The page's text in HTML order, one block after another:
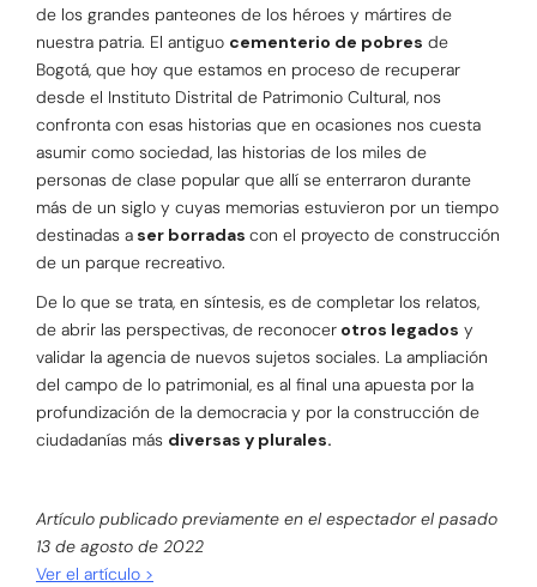
de los grandes panteones de los héroes y mártires de
nuestra patria. El antiguo cementerio de pobres de
Bogotá, que hoy que estamos en proceso de recuperar
desde el Instituto Distrital de Patrimonio Cultural, nos
confronta con esas historias que en ocasiones nos cuesta
asumir como sociedad, las historias de los miles de
personas de clase popular que allí se enterraron durante
más de un siglo y cuyas memorias estuvieron por un tiempo
destinadas a ser borradas con el proyecto de construcción
de un parque recreativo.
De lo que se trata, en síntesis, es de completar los relatos,
de abrir las perspectivas, de reconocer otros legados y
validar la agencia de nuevos sujetos sociales. La ampliación
del campo de lo patrimonial, es al final una apuesta por la
profundización de la democracia y por la construcción de
ciudadanías más diversas y plurales.
Artículo publicado previamente en el espectador el pasado
13 de agosto de 2022
Ver el artículo >